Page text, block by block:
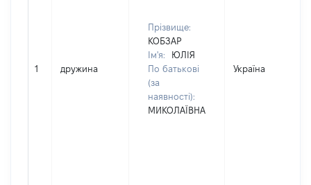
1 дружина
Прізвище:
КОБЗАР
Ім'я:
ЮЛІЯ
По батькові
(за
наявності):
МИКОЛАЇВНА
Україна